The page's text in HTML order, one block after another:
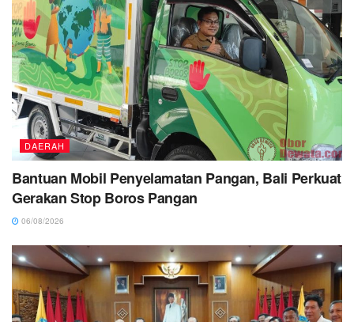
DAERAH
Bantuan Mobil Penyelamatan Pangan, Bali Perkuat
Gerakan Stop Boros Pangan
06/08/2026